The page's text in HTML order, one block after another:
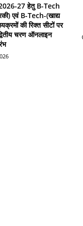
27 हेतु B-Tech
एवं B-Tech-(खाद्य
की रिक्त सीटों पर
चरण ऑनलाइन